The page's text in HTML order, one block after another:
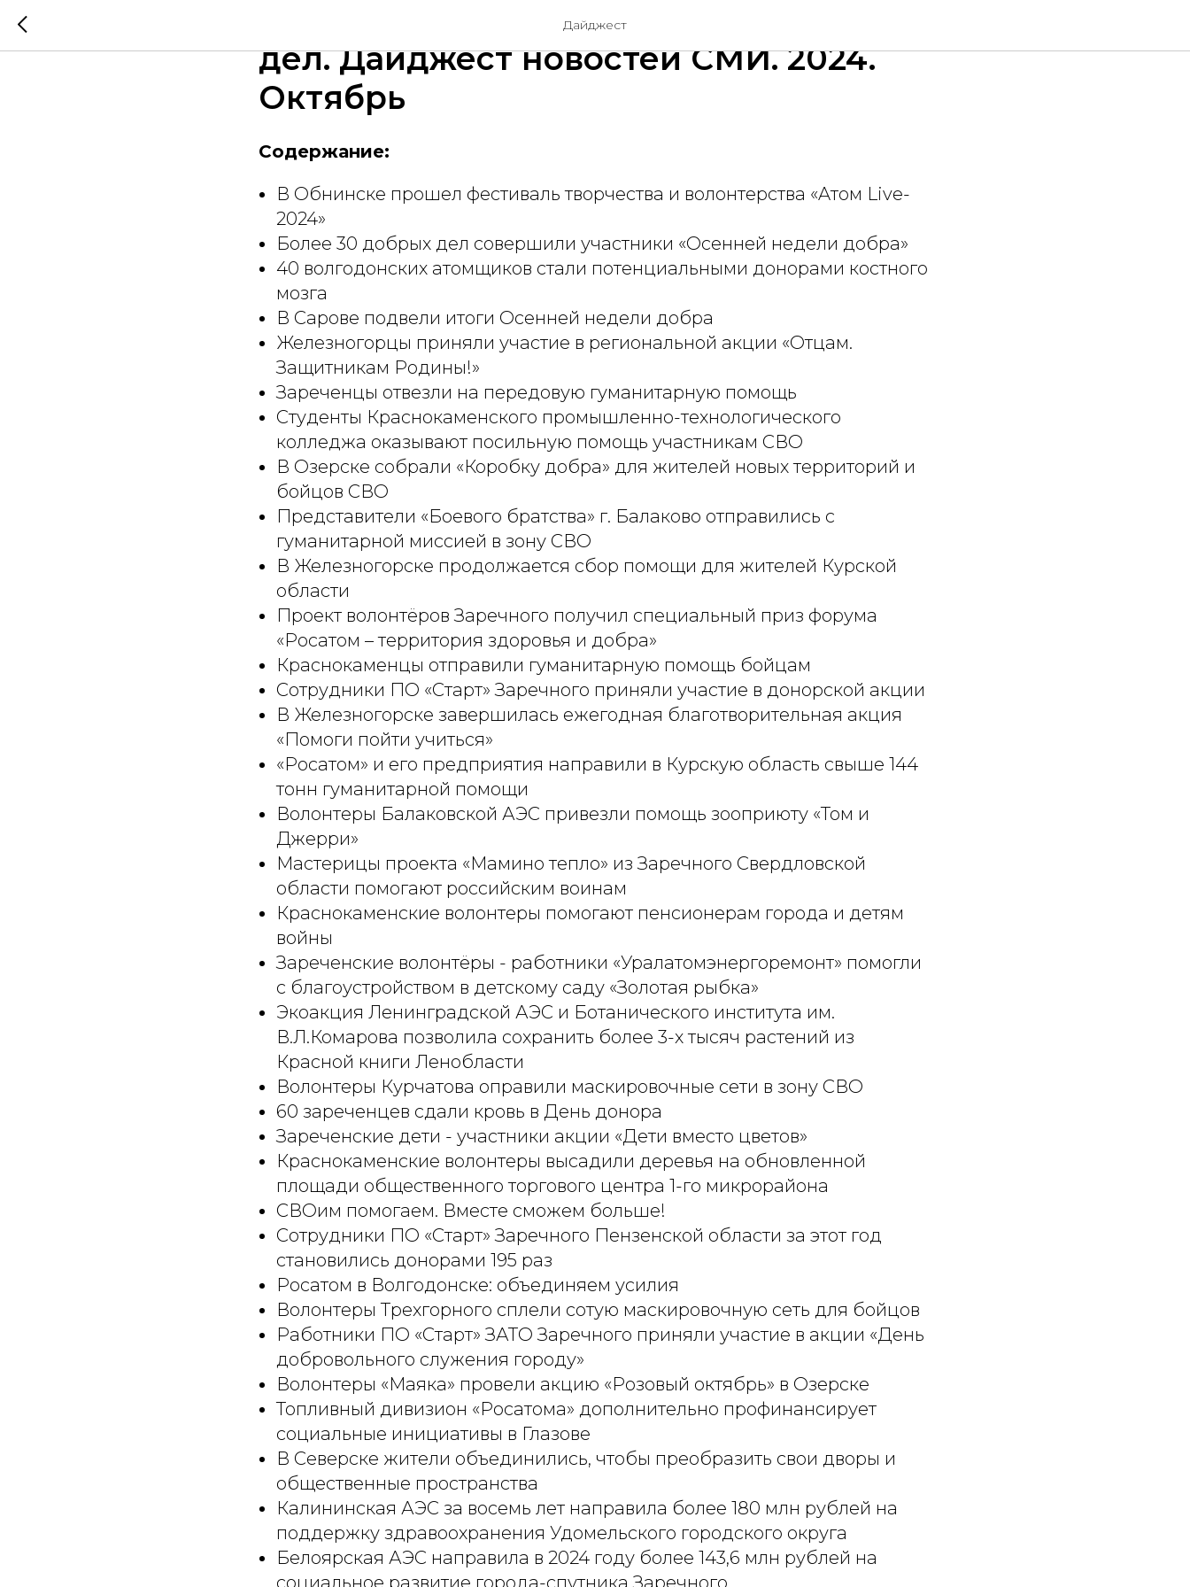
Дайджест
Атомные города - территория добрых
дел. Дайджест новостей СМИ. 2024.
Октябрь
Содержание:
В Обнинске прошел фестиваль творчества и волонтерства «Aтом Live-
2024»
Более 30 добрых дел совершили участники «Осенней недели добра»
40 волгодонских атомщиков стали потенциальными донорами костного
мозга
В Сарове подвели итоги Осенней недели добра
Железногорцы приняли участие в региональной акции «Отцам.
Защитникам Родины!»
Зареченцы отвезли на передовую гуманитарную помощь
Студенты Краснокаменского промышленно-технологического
колледжа оказывают посильную помощь участникам СВО
В Озерске собрали «Коробку добра» для жителей новых территорий и
бойцов СВО
Представители «Боевого братства» г. Балаково отправились с
гуманитарной миссией в зону СВО
В Железногорске продолжается сбор помощи для жителей Курской
области
Проект волонтёров Заречного получил специальный приз форума
«Росатом – территория здоровья и добра»
Краснокаменцы отправили гуманитарную помощь бойцам
Сотрудники ПО «Старт» Заречного приняли участие в донорской акции
В Железногорске завершилась ежегодная благотворительная акция
«Помоги пойти учиться»
«Росатом» и его предприятия направили в Курскую область свыше 144
тонн гуманитарной помощи
Волонтеры Балаковской АЭС привезли помощь зооприюту «Том и
Джерри»
Мастерицы проекта «Мамино тепло» из Заречного Свердловской
области помогают российским воинам
Краснокаменские волонтеры помогают пенсионерам города и детям
войны
Зареченские волонтёры - работники «Уралатомэнергоремонт» помогли
с благоустройством в детскому саду «Золотая рыбка»
Экоакция Ленинградской АЭС и Ботанического института им.
В.Л.Комарова позволила сохранить более 3-х тысяч растений из
Красной книги Ленобласти
Волонтеры Курчатова оправили маскировочные сети в зону СВО
60 зареченцев сдали кровь в День донора
Зареченские дети - участники акции «Дети вместо цветов»
Краснокаменские волонтеры высадили деревья на обновленной
площади общественного торгового центра 1-го микрорайона
СВОим помогаем. Вместе сможем больше!
Сотрудники ПО «Старт» Заречного Пензенской области за этот год
становились донорами 195 раз
Росатом в Волгодонске: объединяем усилия
Волонтеры Трехгорного сплели сотую маскировочную сеть для бойцов
Работники ПО «Старт» ЗАТО Заречного приняли участие в акции «День
добровольного служения городу»
Волонтеры «Маяка» провели акцию «Розовый октябрь» в Озерске
Топливный дивизион «Росатома» дополнительно профинансирует
социальные инициативы в Глазове
В Северске жители объединились, чтобы преобразить свои дворы и
общественные пространства
Калининская АЭС за восемь лет направила более 180 млн рублей на
поддержку здравоохранения Удомельского городского округа
Белоярская АЭС направила в 2024 году более 143,6 млн рублей на
социальное развитие города-спутника Заречного